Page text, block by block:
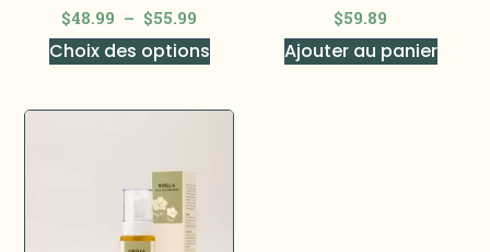
$48.99 – $55.99
Choix des options
$59.89
Ajouter au panier